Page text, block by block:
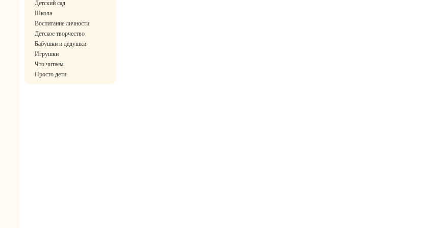
Детский сад
Школа
Воспитание личности
Детское творчество
Бабушки и дедушки
Игрушки
Что читаем
Просто дети